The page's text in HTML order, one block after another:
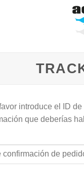
introduce el ID
que deberías